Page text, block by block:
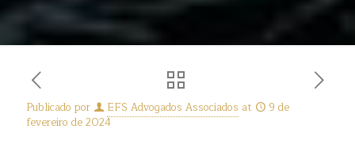
Publicado por EFS Advogados Associados at
9 de
fevereiro de 2024